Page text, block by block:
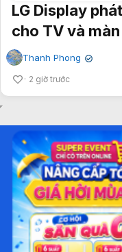
LG Display
cho TV và
Thanh Phong ✔
2 giờ trước